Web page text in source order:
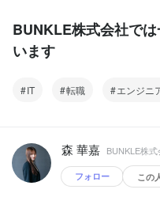
BUNKLE株式会社で
います
IT 転職 エンジニ
森 華嘉 BUNKLE株
フォロー この